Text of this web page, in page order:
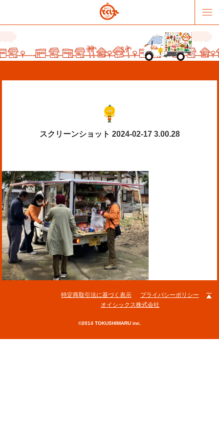
オススメリンク テーマソング
お問合せ
スクリーンショット 2024-02-17 3.00.28
特定商取引法に基づく表示
プライバシーポリシー
オイシックス株式会社
©2014 TOKUSHIMARU inc.